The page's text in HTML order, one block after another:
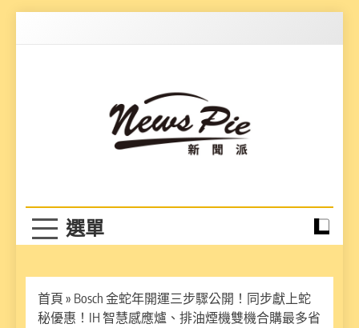
首頁 » Bosch 金蛇年開運三步驟公開！同步獻上蛇
秘優惠！IH 智慧感應爐、排油煙機雙機合購最多省